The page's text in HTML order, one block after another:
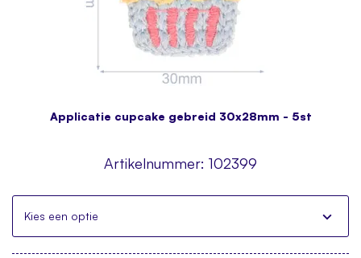
Applicatie cupcake gebreid 30x28mm - 5st
Artikelnummer: 102399
Kies een optie